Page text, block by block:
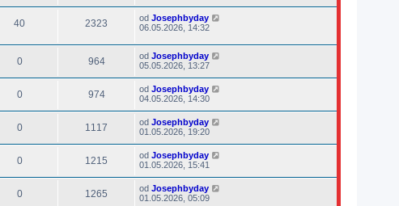
40 2323 od Josephbyday
06.05.2026, 14:32
0 964 od Josephbyday
05.05.2026, 13:27
0 974 od Josephbyday
04.05.2026, 14:30
0 1117 od Josephbyday
01.05.2026, 19:20
0 1215 od Josephbyday
01.05.2026, 15:41
0 1265 od Josephbyday
01.05.2026, 05:09